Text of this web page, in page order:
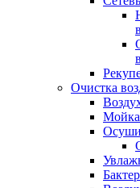
Очистка
Мойка